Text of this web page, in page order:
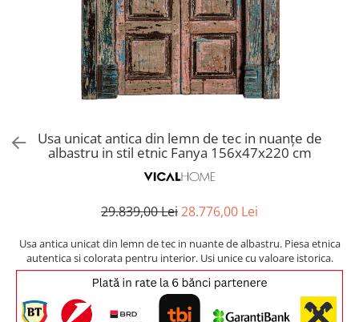
Masute Laterale
Accesorii mese
Canapele Coltar
Canapele Extensibile
Canapele Sezlong
Canapele 4 locuri
Masute de toaleta
Console
Taburete si pufuri
Umbrele Exterior
Accesorii Exterior
Ghivece, Vase Exterior
Usi Decorative
Coloane decorative
Trofee, Taxidermii, Busturi
Cufere si valize decorative
Cutii decorative
Ghivece, Suporturi flori
Ghivece, Vase Exterior
Opritoare pentru usi
Organizator obiecte mici
Oglinzi cu picior
Clepsidra
Usa unicat antica din lemn de tec in nuanțe de
albastru in stil etnic Fanya 156x47x220 cm
29.839,00 Lei28.776,00 Lei
Usa antica unicat din lemn de tec in nuante de albastru. Piesa etnica
autentica si colorata pentru interior. Usi unice cu valoare istorica.